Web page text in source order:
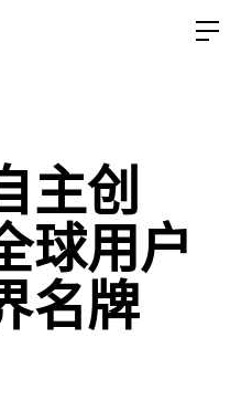
主创
球用户
名牌